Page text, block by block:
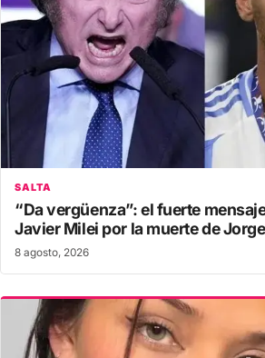
SALTA
“Da vergüenza”: el fuerte
Javier Milei por la muerte de
8 agosto, 2026